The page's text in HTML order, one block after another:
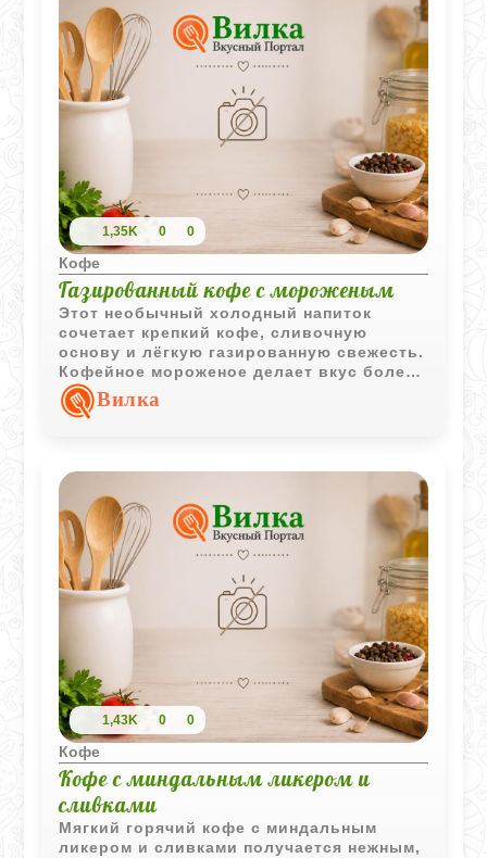
1,35K 0 0
Кофе
Газированный кофе с мороженым
Этот необычный холодный напиток
сочетает крепкий кофе, сливочную
основу и лёгкую газированную свежесть.
Кофейное мороженое делает вкус более
мягким и десертным, а пузырьки содовой
добавляют интересную текстуру.
Вилка
1,43K 0 0
Кофе
Кофе с миндальным ликером и
сливками
Мягкий горячий кофе с миндальным
ликером и сливками получается нежным,